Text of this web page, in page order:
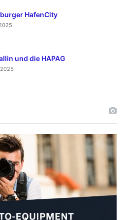
HafenCity
und die HAPAG